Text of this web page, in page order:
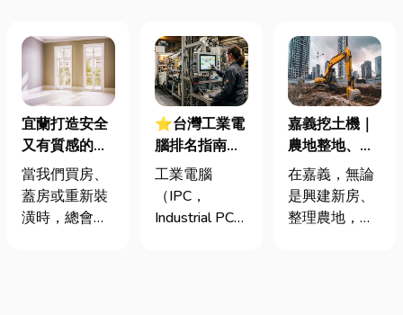
宜蘭打造安全
又有質感的
家，從專業門
窗開始
當我們買房、
蓋房或重新裝
潢時，總會把
⭐台灣工業電
腦排名指南：
台灣三大工業
電腦龍頭有哪
些？工廠採購
工業電腦
（IPC，
Industrial PC）
嘉義挖土機｜
農地整地、基
地開挖、土方
清運
在嘉義，無論
是興建新房、
整理農地，還